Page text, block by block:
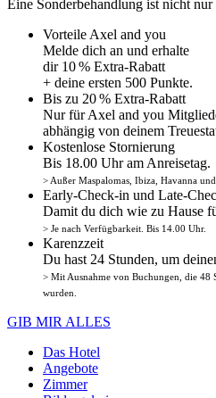
Eine Sonderbehandlung ist nicht
Vorteile Axel and you
Melde dich an und erhalte
dir 10 % Extra-Rabatt
+ deine ersten 500 Punkte.
Bis zu 20 % Extra-Rabatt
Nur für Axel and you
abhängig von deinem
Kostenlose Stornierung
Bis 18.00 Uhr am Anreisetag.
> Außer Maspalomas, Ibiza, Havanna
Early-Check-in und Late-
Damit du dich wie zu Hause
> Je nach Verfügbarkeit. Bis 14.00 Uhr.
Karenzzeit
Du hast 24 Stunden, um
> Mit Ausnahme von Buchungen, die 48
wurden.
GIB MIR ALLES
Das Hotel
Angebote
Zimmer